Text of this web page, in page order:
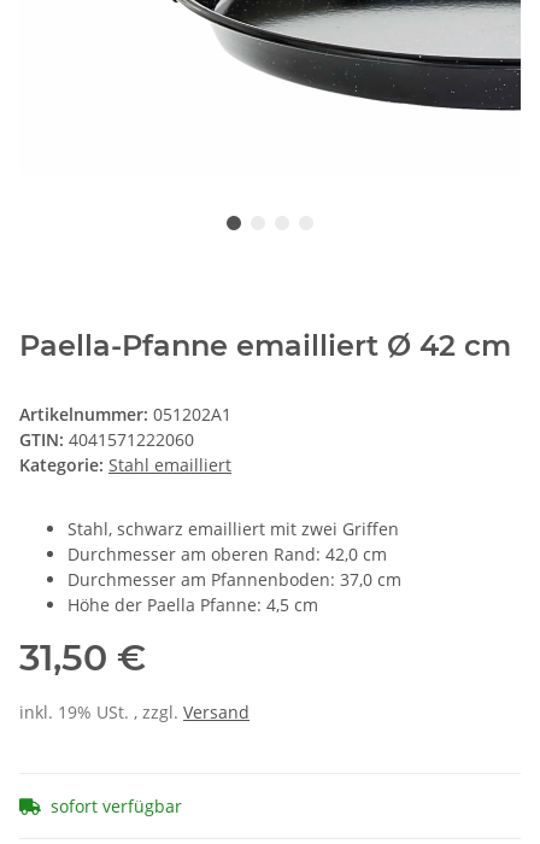
Paella-Pfanne emailliert Ø 42 cm
Artikelnummer: 051202A1
GTIN: 4041571222060
Kategorie: Stahl emailliert
Stahl, schwarz emailliert mit zwei Griffen
Durchmesser am oberen Rand: 42,0 cm
Durchmesser am Pfannenboden: 37,0 cm
Höhe der Paella Pfanne: 4,5 cm
31,50 €
inkl. 19% USt. , zzgl. Versand
sofort verfügbar